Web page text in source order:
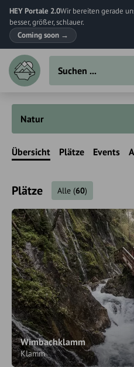
HEY Portale 2.0Wir bereiten gerade
besser, größer, schlauer.
Coming soon →
Natur
Übersicht Plätze Events
Plätze Alle (60)
Wimbachklamm
Klamm